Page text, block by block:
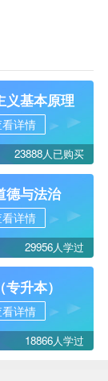
义基本原理
详情
23888人已购买
德与法治
详情
29956人学过
升本）
详情
18866人学过